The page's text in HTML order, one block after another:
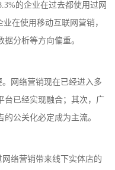
的企业在过去都使用过网
在使用移动互联网营销，
分析等方向偏重。
网络营销现在已经进入多
台已经实现融合；其次，广
公关化必定成为主流。
络营销带来线下实体店的